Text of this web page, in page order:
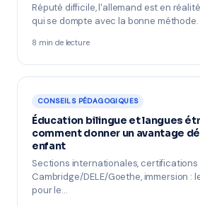
Réputé difficile, l'allemand est en
qui se dompte avec la bonne méthode.
8 min de lecture
CONSEILS PÉDAGOGIQUES
Éducation bilingue et langues
comment donner un avantage
enfant
Sections internationales, certifications
Cambridge/DELE/Goethe, immersion :
pour le…